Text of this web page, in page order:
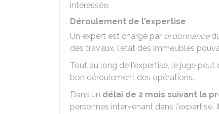
intéressée.
Déroulement de l'expertise
Un expert est chargé par ordonnance
des travaux, l'état des immeubles
Tout au long de l'expertise, le juge peut
bon déroulement des opérations.
Dans un délai de 2 mois suivant la
personnes intervenant dans